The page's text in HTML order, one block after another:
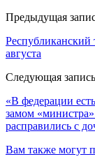
Предыдущая
Республиканский
августа
Следующая запись
«В федерации
замом
расправились с
Вам также могут